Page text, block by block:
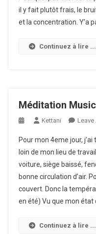
il y fait plutôt frais, le
et la concentration. Y’a
Continuez à lire ...
Méditation
Kettani Leave
Pour mon 4eme jour,
loin de mon lieu de
voiture, siège baissé,
bonne circulation d’air.
couvert. Donc la
en été) Vu que mon état
Continuez à lire ...